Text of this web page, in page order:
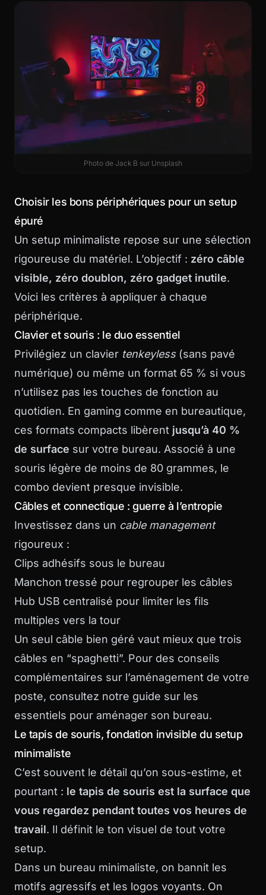
Photo de Jack B sur Unsplash
Choisir les bons périphériques pour un setup
épuré
Un setup minimaliste repose sur une sélection
rigoureuse du matériel. L’objectif : zéro câble
visible, zéro doublon, zéro gadget inutile.
Voici les critères à appliquer à chaque
périphérique.
Clavier et souris : le duo essentiel
Privilégiez un clavier tenkeyless(sans pavé
numérique) ou même un format 65 % si vous
n’utilisez pas les touches de fonction au
quotidien. En gaming comme en bureautique,
ces formats compacts libèrent jusqu’à 40 %
de surface sur votre bureau. Associé à une
souris légère de moins de 80 grammes, le
combo devient presque invisible.
Câbles et connectique : guerre à l’entropie
Investissez dans un cable management
rigoureux :
Clips adhésifs sous le bureau
Manchon tressé pour regrouper les câbles
Hub USB centralisé pour limiter les fils
multiples vers la tour
Un seul câble bien géré vaut mieux que trois
câbles en “spaghetti”. Pour des conseils
complémentaires sur l’aménagement de votre
poste, consultez notre guide sur les
essentiels pour aménager son bureau.
Le tapis de souris, fondation invisible du setup
minimaliste
C’est souvent le détail qu’on sous-estime, et
pourtant : le tapis de souris est la surface que
vous regardez pendant toutes vos heures de
travail. Il définit le ton visuel de tout votre
setup.
Dans un bureau minimaliste, on bannit les
motifs agressifs et les logos voyants. On